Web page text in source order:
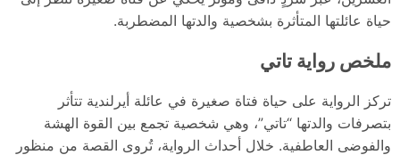
حياة عائلتها المتأثرة بشخصية والدتها المضطربة.
ملخص رواية تاتي
تركز الرواية على حياة فتاة صغيرة في عائلة أيرلندية تتأثر
بتصرفات والدتها “تاتي”، وهي شخصية تجمع بين القوة الهشة
والفوضى العاطفية. خلال أحداث الرواية، تُروى القصة من منظور